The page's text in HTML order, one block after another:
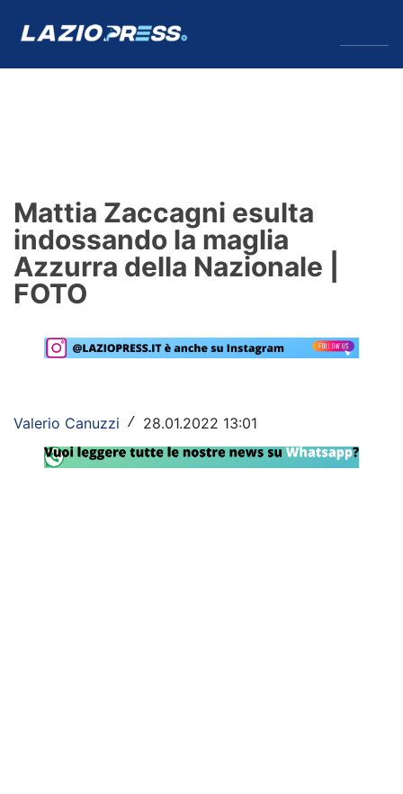
Formello
Infortuni
Primavera
Calciomercato
Rassegna Lazio
Social
Mattia Zaccagni esulta
indossando la maglia
Azzurra della Nazionale |
FOTO
Valerio Canuzzi / 28.01.2022 13:01